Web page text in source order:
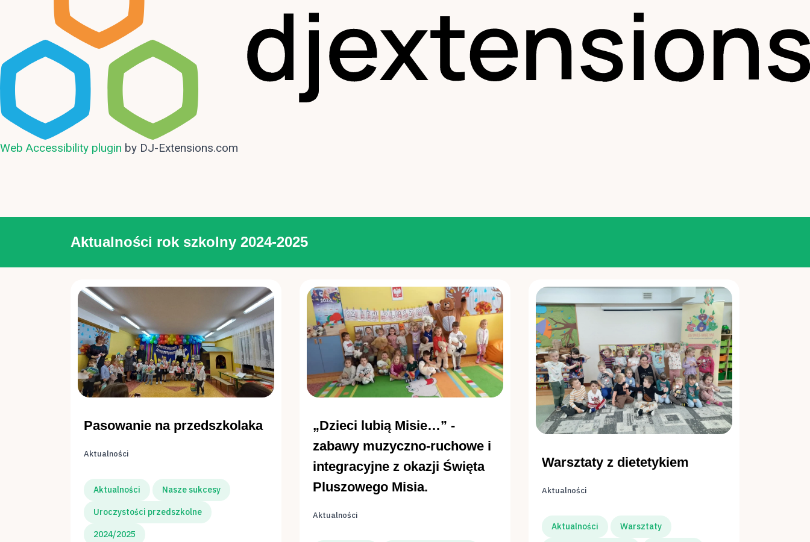
Web Accessibility plugin by DJ-Extensions.com
Aktualności rok szkolny 2024-2025
Pasowanie na przedszkolaka
Aktualności
Aktualności Nasze sukcesy
Uroczystości przedszkolne
2024/2025
„Dzieci lubią Misie…” -
zabawy muzyczno-ruchowe i
integracyjne z okazji Święta
Pluszowego Misia.
Aktualności
Warsztaty z dietetykiem
Aktualności
Aktualności Warsztaty